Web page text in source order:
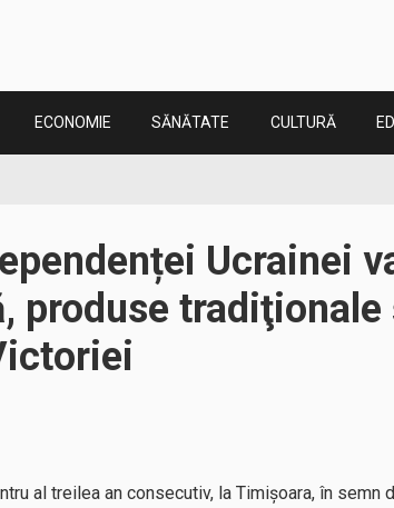
ECONOMIE SĂNĂTATE CULTURĂ
Ucrainei
produse
al treilea an consecutiv, la Timişoara, în